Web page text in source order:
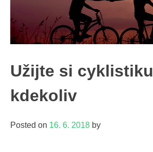
Užijte si cyklistiku
kdekoliv
Posted on 16. 6. 2018 by